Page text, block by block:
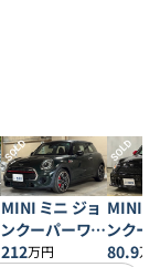
SOLD
MINI ミニ ジョ
ンクーパーワー
クス
212万円
SOLD
MINI
ンクー
クス
80.9万